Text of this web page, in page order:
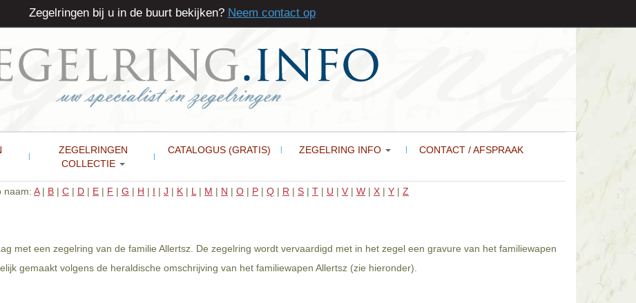
ZEGELRINGEN
COLLECTIE
CATALOGUS (GRATIS) ZEGELRING INFO CONTACT / AFSPRAAK
naam: A| B | C | D | E | F | G | H | I | J | K | L | M | N | O | P | Q | R | S | T | U | V | W | X | Y | Z
met een zegelring van de familie Allertsz. De zegelring wordt vervaardigd met in het zegel een gravure van het familiewapen
gemaakt volgens de heraldische omschrijving van het familiewapen Allertsz (zie hieronder).
Zegelringen bij u in de buurt bekijken? Neem contact op